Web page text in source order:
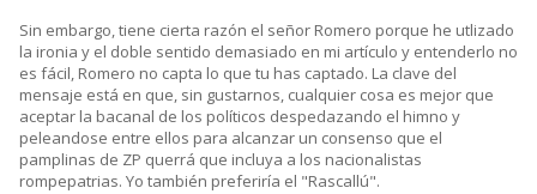
Sin embargo, tiene cierta razón el señor Romero porque he utlizado
la ironia y el doble sentido demasiado en mi artículo y entenderlo no
es fácil, Romero no capta lo que tu has captado. La clave del
mensaje está en que, sin gustarnos, cualquier cosa es mejor que
aceptar la bacanal de los políticos despedazando el himno y
peleandose entre ellos para alcanzar un consenso que el
pamplinas de ZP querrá que incluya a los nacionalistas
rompepatrias. Yo también preferiría el "Rascallú".